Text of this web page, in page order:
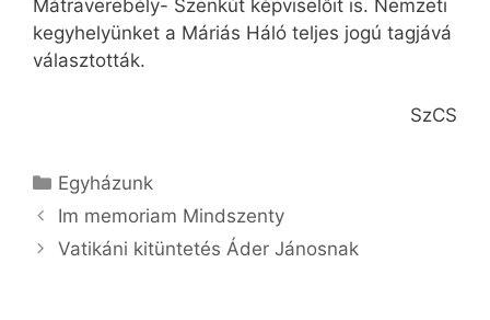
Mátraverebély- Szenkút képviselőit is. Nemzeti
kegyhelyünket a Máriás Háló teljes jogú tagjává
választották.
SzCS
Kategória
Egyházunk
Im memoriam Mindszenty
Vatikáni kitüntetés Áder Jánosnak